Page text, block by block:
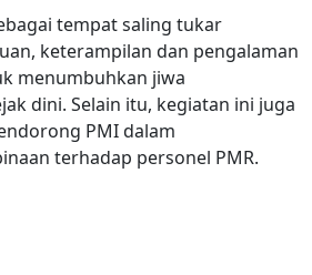
tempat saling tukar
keterampilan dan pengalaman
menumbuhkan jiwa
dini. Selain itu, kegiatan ini juga
PMI dalam
terhadap personel PMR.